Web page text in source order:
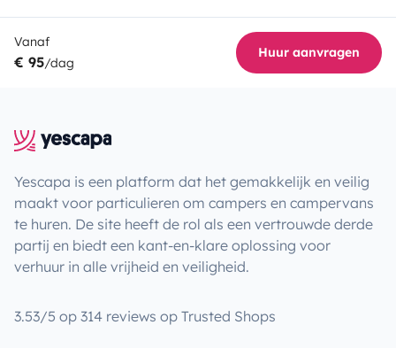
Vanaf
€ 95/dag
Huur aanvragen
Yescapa is een platform dat het gemakkelijk en veilig
maakt voor particulieren om campers en campervans
te huren. De site heeft de rol als een vertrouwde derde
partij en biedt een kant-en-klare oplossing voor
verhuur in alle vrijheid en veiligheid.
3.53/5 op 314 reviews op Trusted Shops